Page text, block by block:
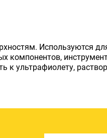
Используются
компонентов,
к ультрафиолету,